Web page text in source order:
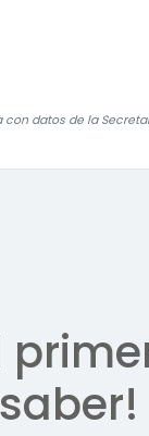
con datos de la
saber!